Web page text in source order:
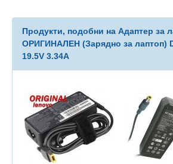
Продукти, подобни на Адаптер за
ОРИГИНАЛЕН (Зарядно за лаптоп)
19.5V 3.34A